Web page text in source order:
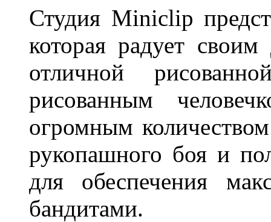
Студия Miniclip
которая радует
отличной
рисованным
огромным
рукопашного боя и
для обеспечения
бандитами.